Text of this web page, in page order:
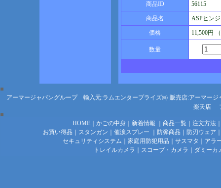
商品ID 56115
商品名 ASPヒン
価格 11,500円
数量
アーマージャパングループ 輸入元:ラムエンタープライズ㈱ 販売店:アーマージ
楽天店
HOME｜ かごの中身｜ 新着情報 商品一覧｜ 注文方法
お買い得品
スタンガン 催涙スプレー 防弾商品 防刃ウェア
セキュリティシステム
家庭用防犯用品 サスマタ
アラ
トレイルカメラ
スコープ・カメラ ダミーカ